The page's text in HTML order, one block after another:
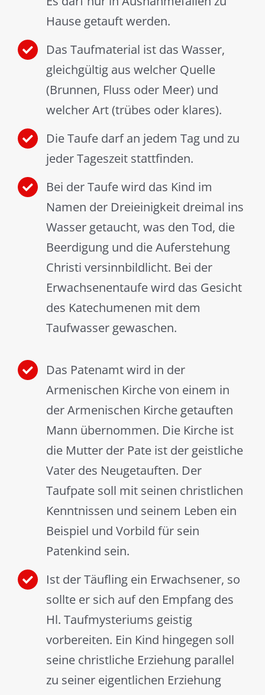
Hause getauft werden.
Das Taufmaterial ist das Wasser,
gleichgültig aus welcher Quelle
(Brunnen, Fluss oder Meer) und
welcher Art (trübes oder klares).
Die Taufe darf an jedem Tag und zu
jeder Tageszeit stattfinden.
Bei der Taufe wird das Kind im
Namen der Dreieinigkeit dreimal ins
Wasser getaucht, was den Tod, die
Beerdigung und die Auferstehung
Christi versinnbildlicht. Bei der
Erwachsenentaufe wird das Gesicht
des Katechumenen mit dem
Taufwasser gewaschen.
Das Patenamt wird in der
Armenischen Kirche von einem in
der Armenischen Kirche getauften
Mann übernommen. Die Kirche ist
die Mutter der Pate ist der geistliche
Vater des Neugetauften. Der
Taufpate soll mit seinen christlichen
Kenntnissen und seinem Leben ein
Beispiel und Vorbild für sein
Patenkind sein.
Ist der Täufling ein Erwachsener, so
sollte er sich auf den Empfang des
Hl. Taufmysteriums geistig
vorbereiten. Ein Kind hingegen soll
seine christliche Erziehung parallel
zu seiner eigentlichen Erziehung